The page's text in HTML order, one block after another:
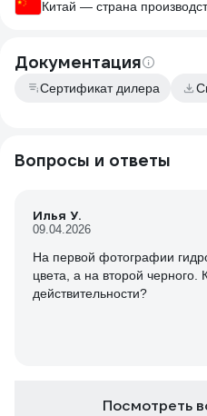
Китай — страна
Документация
Сертификат дилера
Вопросы и ответы
Илья У.
09.04.2026
На первой фотографии
цвета, а на второй черного.
действительности?
Посмотреть